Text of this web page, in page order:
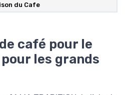
du Cafe
café pour le
les grands